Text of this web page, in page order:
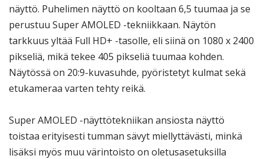
näyttö. Puhelimen näyttö on kooltaan 6,5 tuumaa ja se
perustuu Super AMOLED -tekniikkaan. Näytön
tarkkuus yltää Full HD+ -tasolle, eli siinä on 1080 x 2400
pikseliä, mikä tekee 405 pikseliä tuumaa kohden.
Näytössä on 20:9-kuvasuhde, pyöristetyt kulmat sekä
etukameraa varten tehty reikä.
Super AMOLED -näyttötekniikan ansiosta näyttö
toistaa erityisesti tumman sävyt miellyttävästi, minkä
lisäksi myös muu värintoisto on oletusasetuksilla